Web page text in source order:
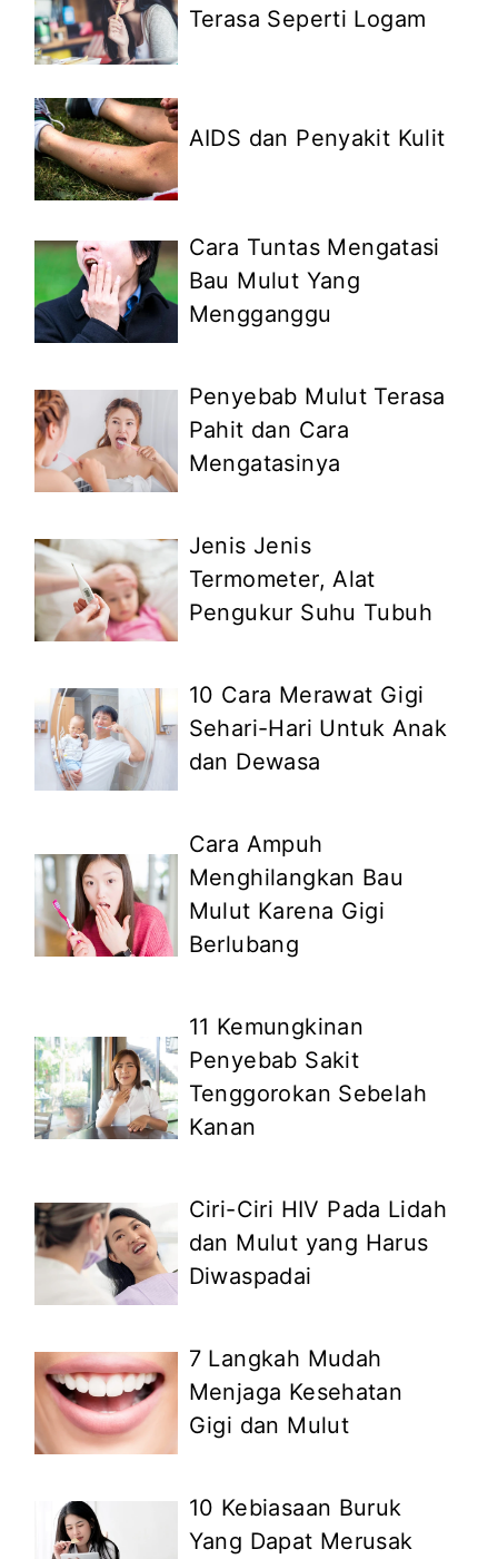
Terasa Seperti Logam
AIDS dan Penyakit Kulit
Cara Tuntas Mengatasi
Bau Mulut Yang
Mengganggu
Penyebab Mulut Terasa
Pahit dan Cara
Mengatasinya
Jenis Jenis
Termometer, Alat
Pengukur Suhu Tubuh
10 Cara Merawat Gigi
Sehari-Hari Untuk Anak
dan Dewasa
Cara Ampuh
Menghilangkan Bau
Mulut Karena Gigi
Berlubang
11 Kemungkinan
Penyebab Sakit
Tenggorokan Sebelah
Kanan
Ciri-Ciri HIV Pada Lidah
dan Mulut yang Harus
Diwaspadai
7 Langkah Mudah
Menjaga Kesehatan
Gigi dan Mulut
10 Kebiasaan Buruk
Yang Dapat Merusak